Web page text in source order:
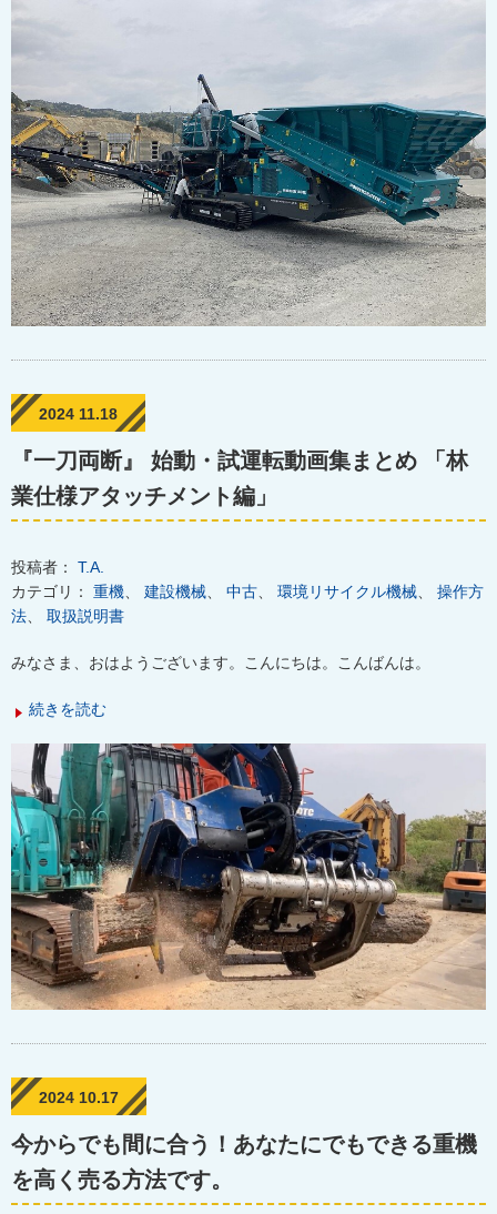
2024 11.18
『一刀両断』 始動・試運転動画集まとめ 「林
業仕様アタッチメント編」
投稿者： T.A.
カテゴリ： 重機 建設機械 中古 環境リサイクル機械
操作方
法
取扱説明書
みなさま、おはようございます。こんにちは。こんばんは。
続きを読む
2024 10.17
今からでも間に合う！あなたにでもできる重機
を高く売る方法です。